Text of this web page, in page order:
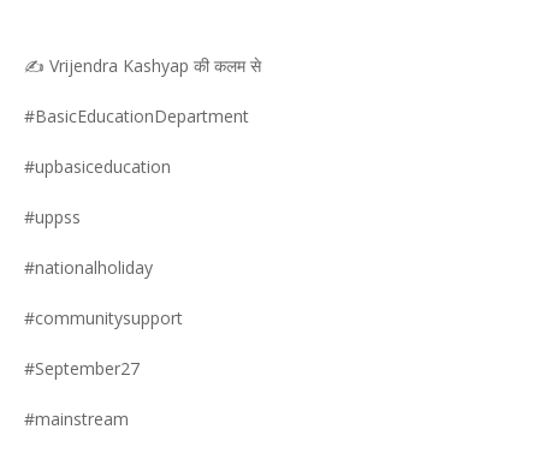
✍️ Vrijendra Kashyap की कलम से
#BasicEducationDepartment
#upbasiceducation
#uppss
#nationalholiday
#communitysupport
#September27
#mainstream